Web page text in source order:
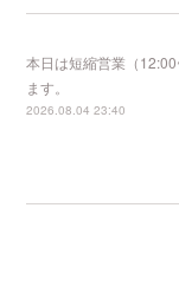
本日は短縮営業（
ます。
2026.08.04 23:40